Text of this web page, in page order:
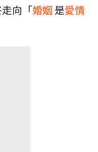
向「婚姻 是愛情